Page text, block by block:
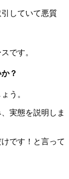
していて悪質
です。
？
う。
実態を説明しま
です！と言って